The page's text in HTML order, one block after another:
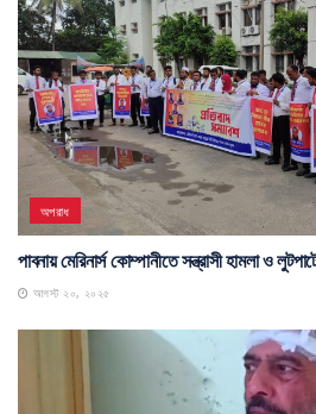
অপরাধ
পাবনায় মেরিনার্স কোম্পানীতে সন্ত্রাসী হামলা ও
আগস্ট ২০, ২০২৫